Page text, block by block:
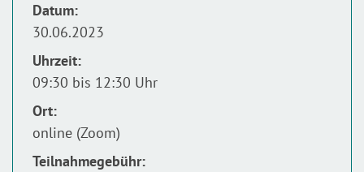
Datum:
30.06.2023
Uhrzeit:
09:30 bis 12:30 Uhr
Ort:
online (Zoom)
Teilnahmegebühr: